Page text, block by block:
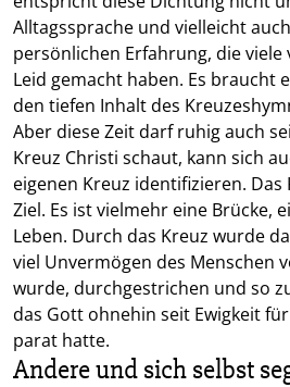
Alltagssprache und vielleicht
persönlichen Erfahrung, die
Leid gemacht haben. Es braucht
den tiefen Inhalt des
Aber diese Zeit darf ruhig auch
Kreuz Christi schaut, kann sich
eigenen Kreuz identifizieren. Das
Ziel. Es ist vielmehr eine Brücke,
Leben. Durch das Kreuz wurde
viel Unvermögen des Menschen
wurde, durchgestrichen und so
das Gott ohnehin seit Ewigkeit
parat hatte.
Andere und sich selbst